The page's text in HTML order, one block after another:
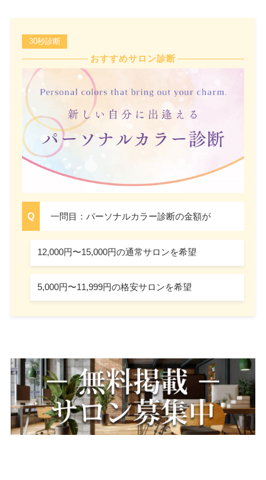
30秒診断
おすすめサロン診断
一問目：パーソナルカラー診断の金額が
12,000円〜15,000円の通常サロンを希望
5,000円〜11,999円の格安サロンを希望